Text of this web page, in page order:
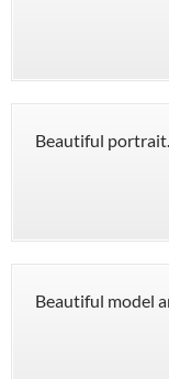
Beautiful
Beautiful model